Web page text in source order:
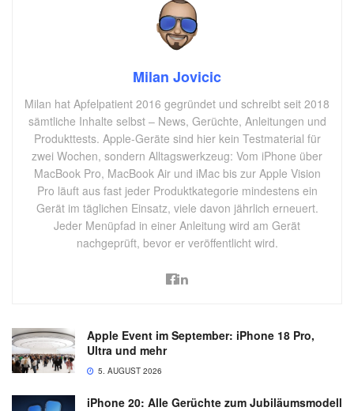
Milan Jovicic
Milan hat Apfelpatient 2016 gegründet und schreibt seit 2018
sämtliche Inhalte selbst – News, Gerüchte, Anleitungen und
Produkttests. Apple-Geräte sind hier kein Testmaterial für
zwei Wochen, sondern Alltagswerkzeug: Vom iPhone über
MacBook Pro, MacBook Air und iMac bis zur Apple Vision
Pro läuft aus fast jeder Produktkategorie mindestens ein
Gerät im täglichen Einsatz, viele davon jährlich erneuert.
Jeder Menüpfad in einer Anleitung wird am Gerät
nachgeprüft, bevor er veröffentlicht wird.
Apple Event im September: iPhone 18 Pro,
Ultra und mehr
5. AUGUST 2026
iPhone 20: Alle Gerüchte zum Jubiläumsmodell